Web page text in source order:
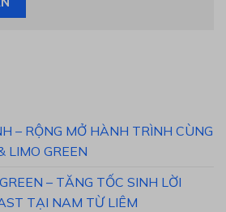
– RỘNG MỞ HÀNH TRÌNH CÙNG
LIMO GREEN
– TĂNG TỐC SINH LỜI
TẠI NAM TỪ LIÊM